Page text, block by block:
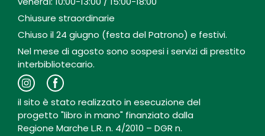
Chiusure straordinarie
Chiuso il 24 giugno (festa del Patrono) e festivi.
Nel mese di agosto sono sospesi i servizi di prestito
interbibliotecario.
il sito è stato realizzato in esecuzione del
progetto "libro in mano" finanziato dalla
Regione Marche L.R. n. 4/2010 – DGR n.